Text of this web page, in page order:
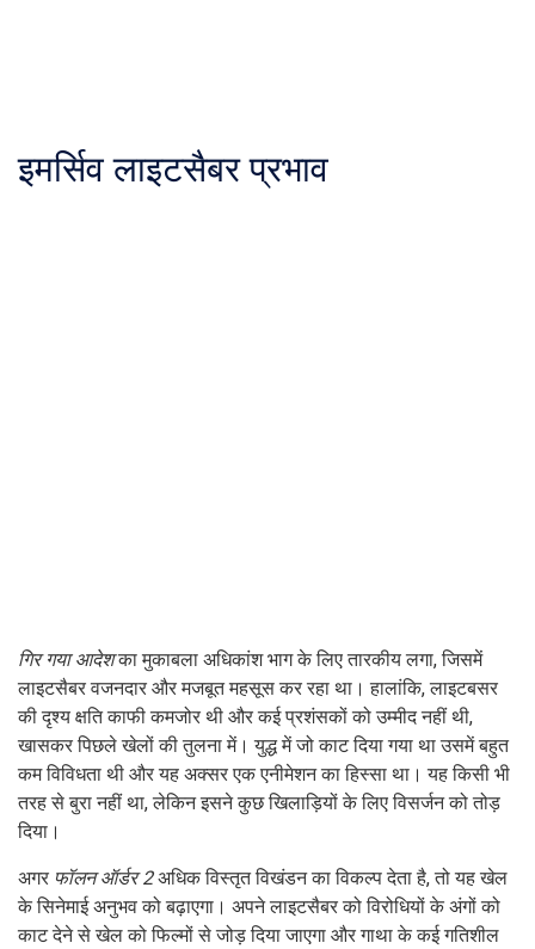
इमर्सिव लाइटसैबर प्रभाव
गिर गया आदेशका मुकाबला अधिकांश भाग के लिए तारकीय लगा, जिसमें
लाइटसैबर वजनदार और मजबूत महसूस कर रहा था। हालांकि, लाइटबसर
की दृश्य क्षति काफी कमजोर थी और कई प्रशंसकों को उम्मीद नहीं थी,
खासकर पिछले खेलों की तुलना में। युद्ध में जो काट दिया गया था उसमें बहुत
कम विविधता थी और यह अक्सर एक एनीमेशन का हिस्सा था। यह किसी भी
तरह से बुरा नहीं था, लेकिन इसने कुछ खिलाड़ियों के लिए विसर्जन को तोड़
दिया।
अगर फॉलन ऑर्डर 2अधिक विस्तृत विखंडन का विकल्प देता है, तो यह खेल
के सिनेमाई अनुभव को बढ़ाएगा। अपने लाइटसैबर को विरोधियों के अंगों को
काट देने से खेल को फिल्मों से जोड़ दिया जाएगा और गाथा के कई गतिशील